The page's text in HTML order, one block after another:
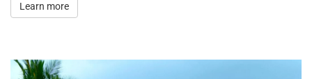
Learn more